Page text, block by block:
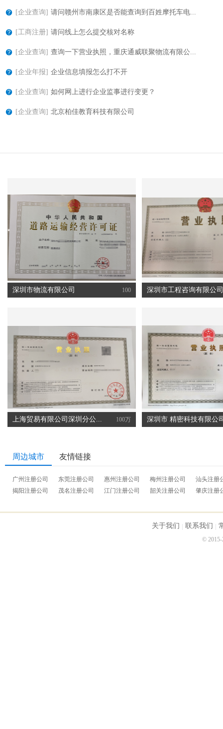
[企业查询] 请问赣州市南康区是否能查询到百姓摩托车电...
[工商注册] 请问线上怎么提交核对名称
[企业查询] 查询一下营业执照，重庆通威联聚物流有限公...
[企业年报] 企业信息填报怎么打不开
[企业查询] 如何网上进行企业监事进行变更？
[企业查询] 北京柏佳教育科技有限公司
深圳市物流有限公司 100 深圳市工程咨询有限公司
上海贸易有限公司深圳分公... 100万 深圳市 精密科技有限公
周边城市 友情链接
广州注册公司 东莞注册公司 惠州注册公司 梅州注册公司
汕头注册
揭阳注册公司
茂名注册公司 江门注册公司 韶关注册公司 肇庆注册
关于我们 联系我们
© 2015-